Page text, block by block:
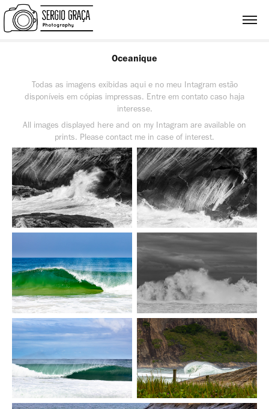
Oceanique
Todas as imagens exibidas aqui e no meu Intagram estão
disponíveis em cópias impressas. Entre em contato caso haja
interesse.
All images displayed here and on my Intagram are available on
prints. Please contact me in case of interest.